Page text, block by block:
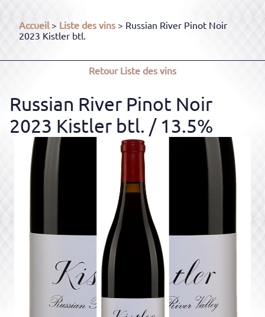
Accueil> Liste des vins > Russian River Pinot Noir
2023 Kistler btl.
RetourListe des vins
Russian River Pinot Noir
2023 Kistler btl. / 13.5%